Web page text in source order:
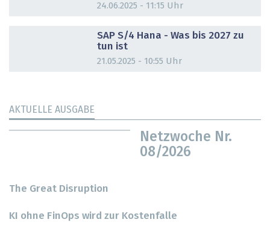
24.06.2025 - 11:15 Uhr
SAP S/4 Hana - Was bis 2027 zu
tun ist
21.05.2025 - 10:55 Uhr
AKTUELLE AUSGABE
Netzwoche Nr.
08/2026
The Great Disruption
KI ohne FinOps wird zur Kostenfalle